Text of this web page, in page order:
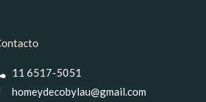
11 6517-5051
homeydecobylau@gmail.com